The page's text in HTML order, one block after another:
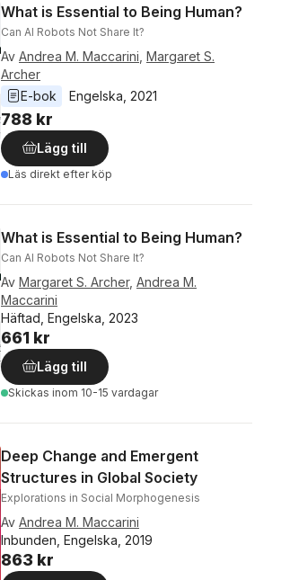
What is Essential to Being Human?
Can AI Robots Not Share It?
Av Andrea M. Maccarini Margaret S.
Archer
E-bok
Engelska 2021
788 kr
Lägg till
Läs direkt efter köp
What is Essential to Being Human?
Can AI Robots Not Share It?
Av Margaret S. Archer, Andrea M.
Maccarini
Häftad, Engelska, 2023
661 kr
Lägg till
Skickas inom 10-15 vardagar
Deep Change and Emergent
Structures in Global Society
Explorations in Social Morphogenesis
Av Andrea M. Maccarini
Inbunden, Engelska, 2019
863 kr